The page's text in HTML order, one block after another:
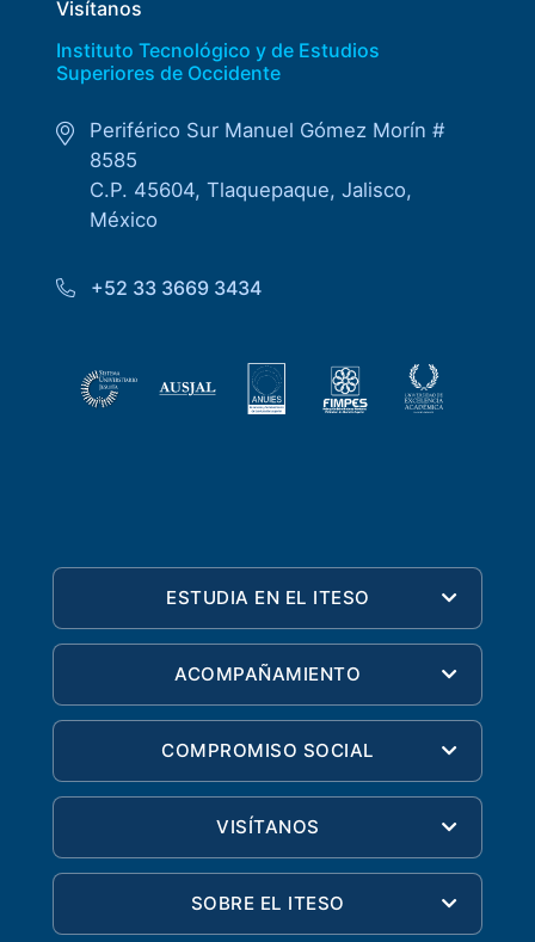
Visítanos
Instituto Tecnológico y de Estudios
Superiores de Occidente
Periférico Sur Manuel Gómez Morín #
8585
C.P. 45604, Tlaquepaque, Jalisco,
México
+52 33 3669 3434
ESTUDIA EN EL ITESO
ACOMPAÑAMIENTO
COMPROMISO SOCIAL
VISÍTANOS
SOBRE EL ITESO